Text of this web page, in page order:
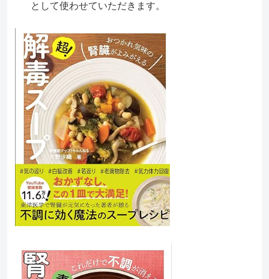
として使わせていただきます。